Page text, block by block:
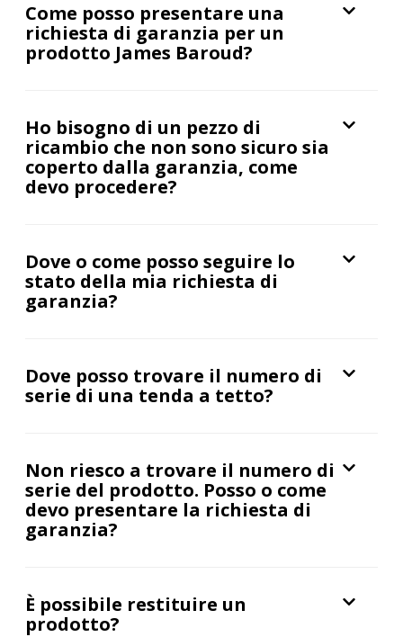
Come posso presentare una
richiesta di garanzia per un
prodotto James Baroud?
Ho bisogno di un pezzo di
ricambio che non sono sicuro sia
coperto dalla garanzia, come
devo procedere?
Dove o come posso seguire lo
stato della mia richiesta di
garanzia?
Dove posso trovare il numero di
serie di una tenda a tetto?
Non riesco a trovare il numero di
serie del prodotto. Posso o come
devo presentare la richiesta di
garanzia?
È possibile restituire un
prodotto?